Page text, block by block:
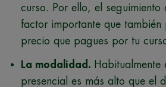
curso. Por ello, el seguimiento
factor importante que también
precio que pagues por tu
La modalidad. Habitualmente
presencial es más alto que el